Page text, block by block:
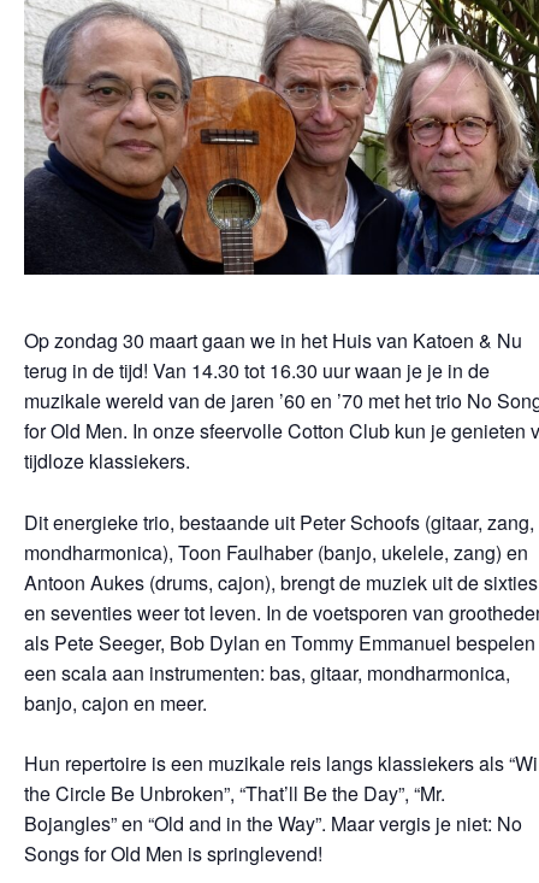
Op zondag 30 maart gaan we in het Huis van Katoen & Nu
terug in de tijd! Van 14.30 tot 16.30 uur waan je je in de
muzikale wereld van de jaren ’60 en ’70 met het trio No
for Old Men. In onze sfeervolleCotton Club kun je genieten
tijdloze klassiekers.
Dit energieke trio, bestaande uit Peter Schoofs (gitaar, zang,
mondharmonica), Toon Faulhaber (banjo, ukelele, zang) en
Antoon Aukes (drums, cajon), brengt de muziek uit de sixties
en seventies weer tot leven. In de voetsporen van
als PeteSeeger, Bob Dylan en Tommy Emmanuel
een scala aan instrumenten: bas, gitaar, mondharmonica,
banjo, cajon en meer.
Hun repertoire is een muzikale reis langs klassiekers als
the Circle Be Unbroken”, “That’ll Be the Day”, “Mr.
Bojangles”en “Old and in the Way”. Maar vergis je niet: No
Songs for Old Men is springlevend!